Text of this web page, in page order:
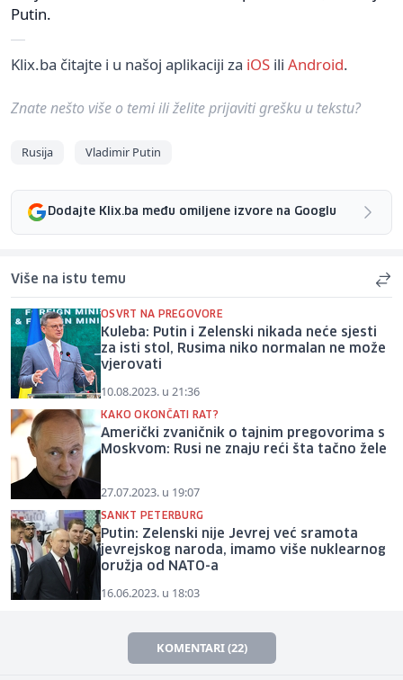
Putin.
Klix.ba čitajte i u našoj aplikaciji za iOS ili Android.
Znate nešto više o temi ili želite prijaviti grešku u tekstu?
Rusija Vladimir Putin
Dodajte Klix.ba među omiljene izvore na Googlu
Više na istu temu
OSVRT NA PREGOVORE
Kuleba: Putin i Zelenski nikada neće sjesti
za isti stol, Rusima niko normalan ne može
vjerovati
10.08.2023. u 21:36
KAKO OKONČATI RAT?
Američki zvaničnik o tajnim pregovorima s
Moskvom: Rusi ne znaju reći šta tačno žele
27.07.2023. u 19:07
SANKT PETERBURG
Putin: Zelenski nije Jevrej već sramota
jevrejskog naroda, imamo više nuklearnog
oružja od NATO-a
16.06.2023. u 18:03
KOMENTARI (22)